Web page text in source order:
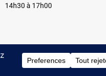
14h30 à 17h00